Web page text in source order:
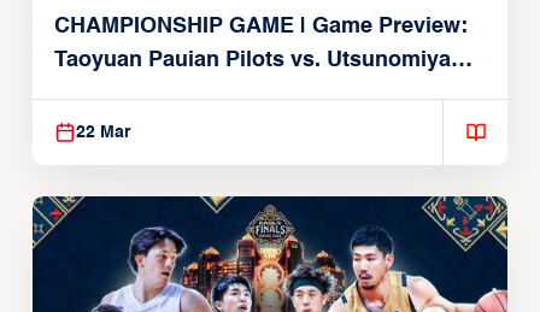
CHAMPIONSHIP GAME | Game Preview:
Taoyuan Pauian Pilots vs. Utsunomiya
Brex (March 22, 2026)
22 Mar